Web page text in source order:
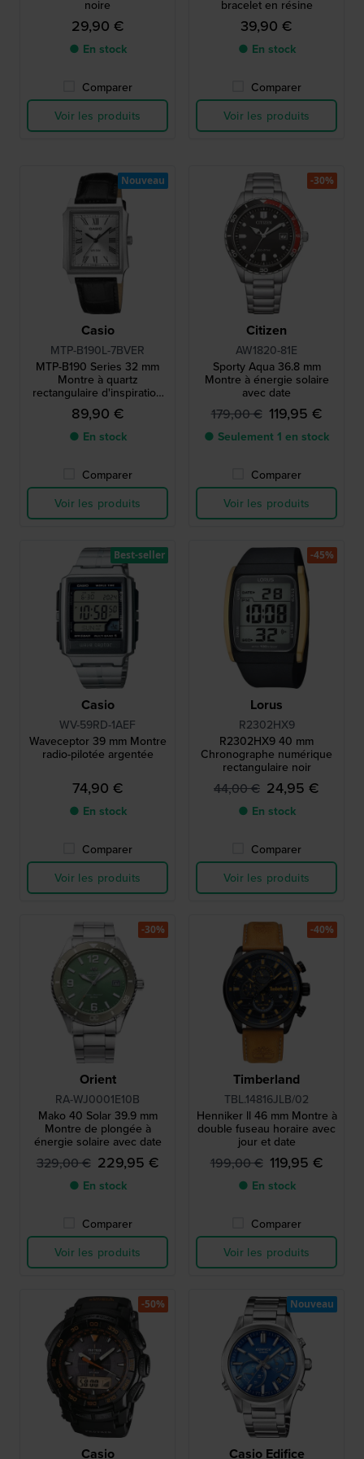
noire
29,90 €
● En stock
Comparer
Voir les produits
bracelet en résine
39,90 €
● En stock
Comparer
Voir les produits
Casio
MTP-B190L-7BVER
MTP-B190 Series 32 mm
Montre à quartz
rectangulaire d'inspiration
vintage avec index romains
89,90 €
● En stock
Comparer
Voir les produits
Nouveau
Citizen
AW1820-81E
Sporty Aqua 36.8 mm
Montre à énergie solaire
avec date
179,00 € 119,95 €
● Seulement 1 en stock
Comparer
Voir les produits
-30%
Casio
WV-59RD-1AEF
Waveceptor 39 mm Montre
radio-pilotée argentée
74,90 €
● En stock
Comparer
Voir les produits
Best-seller
Lorus
R2302HX9
R2302HX9 40 mm
Chronographe numérique
rectangulaire noir
44,00 € 24,95 €
● En stock
Comparer
Voir les produits
-45%
Orient
RA-WJ0001E10B
Mako 40 Solar 39.9 mm
Montre de plongée à
énergie solaire avec date
329,00 € 229,95 €
● En stock
Comparer
Voir les produits
-30%
Timberland
TBL.14816JLB/02
Henniker ll 46 mm Montre à
double fuseau horaire avec
jour et date
199,00 € 119,95 €
● En stock
Comparer
Voir les produits
-40%
Casio
-50%
Casio Edifice
Nouveau